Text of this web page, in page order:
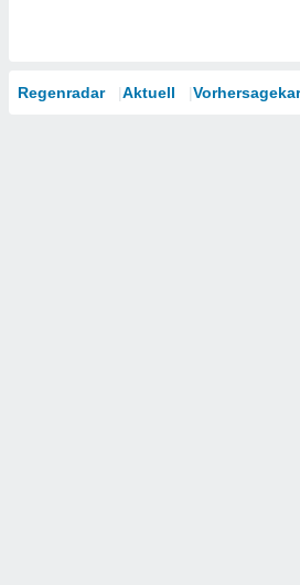
Regenradar Aktuell